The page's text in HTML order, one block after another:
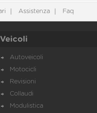
Assistenza Faq
Veicoli
Autoveicoli
Motocicli
Revisioni
Collaudi
Modulistica